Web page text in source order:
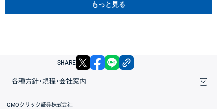
もっと見る
SHARE X facebook
各種方針・規程・会社案内
取引規程・約款
サイトマップ
その他のご案内
個人情報保護方針
最良執行方針
サイトのご利用について
ディスクレイマー
信託保全
リスク説明
会社案内
GMOクリック証券株式会社